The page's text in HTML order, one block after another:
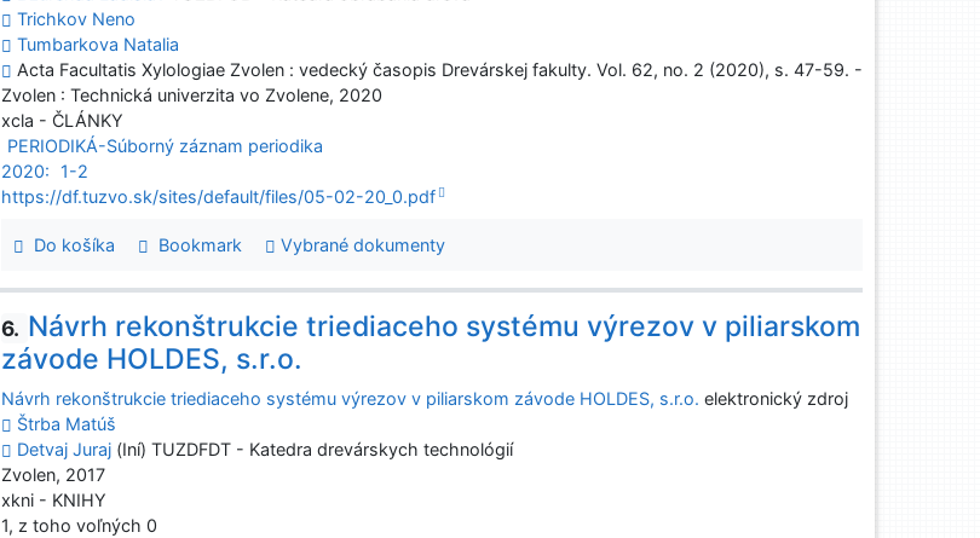
Trichkov Neno
Tumbarkova Natalia
Acta Facultatis Xylologiae Zvolen : vedecký časopis Drevárskej fakulty. Vol. 62, no. 2 (2020), s. 47-59. -
Zvolen : Technická univerzita vo Zvolene, 2020
xcla - ČLÁNKY
PERIODIKÁ-Súborný záznam periodika
2020:
1-2
https://df.tuzvo.sk/sites/default/files/05-02-20_0.pdf
Do košíka Bookmark Vybrané dokumenty
6. Návrh rekonštrukcie triediaceho systému výrezov v piliarskom
závode HOLDES, s.r.o.
Návrh rekonštrukcie triediaceho systému výrezov v piliarskom závode HOLDES, s.r.o. elektronický zdroj
Štrba Matúš
Detvaj Juraj (Iní) TUZDFDT - Katedra drevárskych technológií
Zvolen, 2017
xkni - KNIHY
1, z toho voľných 0